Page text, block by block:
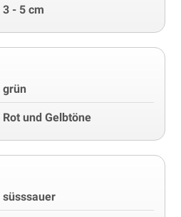
3 - 5 cm
grün
Rot und Gelbtöne
süsssauer